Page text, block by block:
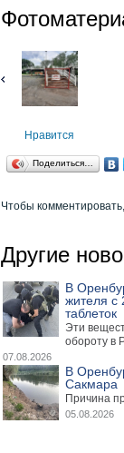
Нравится
Поделиться…
Чтобы комментировать,
Другие
В
жителя с
таблеток
Эти
обороту в
07.08.2026
В
Сакмара
Причина
05.08.2026